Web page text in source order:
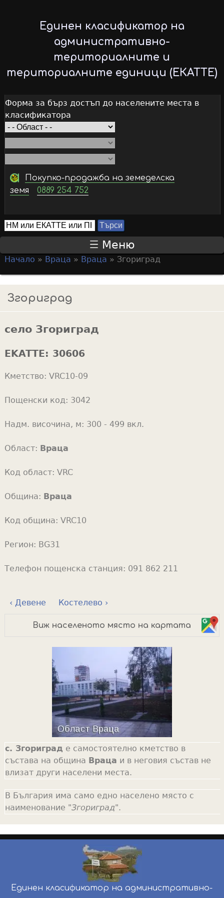
to
main
content
Единен класификатор на
административно-
териториалните и
териториалните единици (ЕКАТТЕ)
Форма за бърз достъп до населените места в
класификатора
Покупко-продажба на земеделска
земя
0889 254 752
S
e
r
c
h
f
r
m
Т
ъ
с
и
Меню
o
u
r
e
e
Начало » Враца » Враца » Згориград
Згориград
село Згориград
EKATTE: 30606
Кметство: VRC10-09
Пощенски код: 3042
Надм. височина, м: 300 - 499 вкл.
Област: Враца
Код област: VRC
Община: Враца
Код община: VRC10
Регион: BG31
Телефон пощенска станция: 091 862 211
‹ Девене Костелево ›
Виж населеното място на картата
с. Згориград е самостоятелно кметство в
състава на община Враца и в неговия състав не
влизат други населени места.
В България има само едно населено място с
наименование "Згориград".
Единен класификатор на административно-